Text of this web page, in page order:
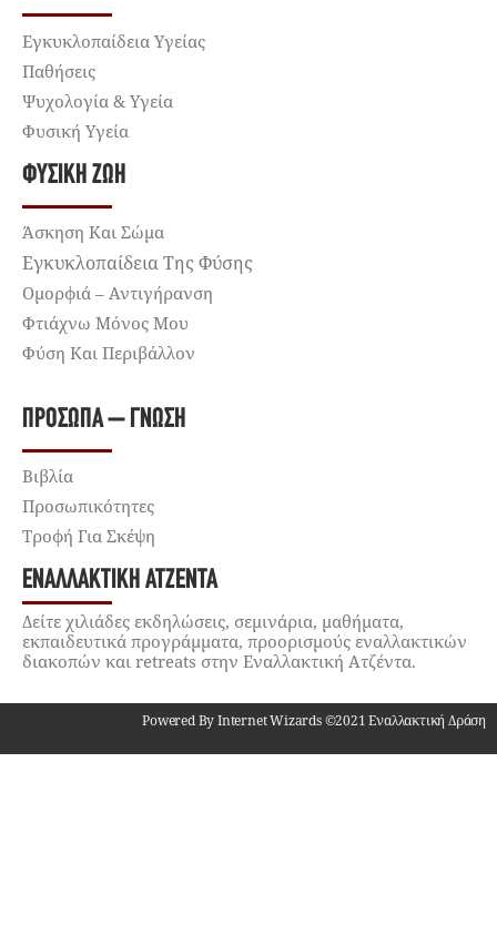
Εγκυκλοπαίδεια Υγείας
Παθήσεις
Ψυχολογία & Υγεία
Φυσική Υγεία
ΦΥΣΙΚΉ ΖΩΉ
Άσκηση Και Σώμα
Εγκυκλοπαίδεια Της Φύσης
Ομορφιά – Αντιγήρανση
Φτιάχνω Μόνος Μου
Φύση Και Περιβάλλον
ΠΡΌΣΩΠΑ – ΓΝΏΣΗ
Βιβλία
Προσωπικότητες
Τροφή Για Σκέψη
ΕΝΑΛΛΑΚΤΙΚΉ ΑΤΖΈΝΤΑ
Δείτε χιλιάδες εκδηλώσεις, σεμινάρια, μαθήματα,
εκπαιδευτικά προγράμματα, προορισμούς εναλλακτικών
διακοπών και retreats στην Εναλλακτική Ατζέντα.
Powered By Internet Wizards ©2021 Εναλλακτική Δράση